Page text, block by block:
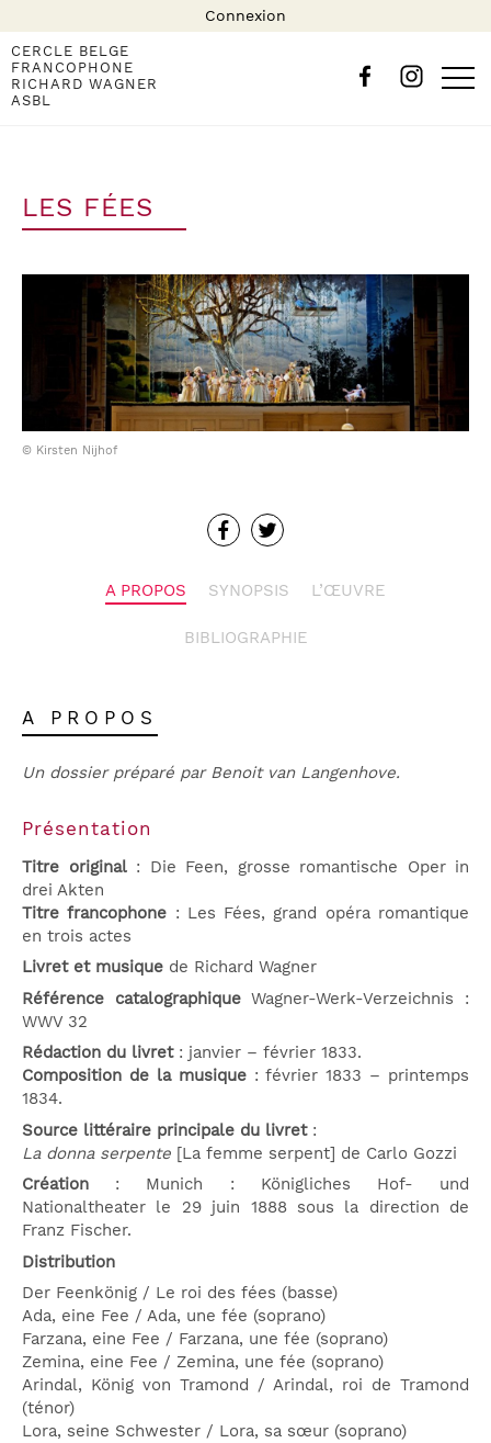
Connexion
CERCLE BELGE
FRANCOPHONE
RICHARD WAGNER
ASBL
LES FÉES
© Kirsten Nijhof
A PROPOS SYNOPSIS L’ŒUVRE
BIBLIOGRAPHIE
A PROPOS
Un dossier préparé par Benoit van Langenhove.
Présentation
Titre original: Die Feen, grosse romantische Oper in
drei Akten
Titre francophone : Les Fées, grand opéra romantique
en trois actes
Livret et musique de Richard Wagner
Référence catalographiqueWagner-Werk-Verzeichnis :
WWV 32
Rédaction du livret: janvier – février 1833.
Composition de la musique: février 1833 – printemps
1834.
Source littéraire principale du livret:
La donna serpente [La femme serpent] de Carlo Gozzi
Création : Munich : Königliches Hof- und
Nationaltheater le 29 juin 1888 sous la direction de
Franz Fischer.
Distribution
Der Feenkönig / Le roi des fées (basse)
Ada, eine Fee / Ada, une fée (soprano)
Farzana, eine Fee / Farzana, une fée (soprano)
Zemina, eine Fee / Zemina, une fée (soprano)
Arindal, König von Tramond / Arindal, roi de Tramond
(ténor)
Lora, seine Schwester / Lora, sa sœur (soprano)